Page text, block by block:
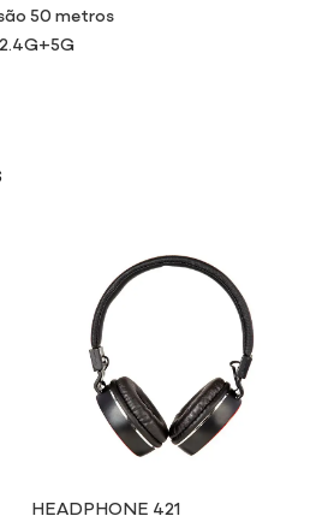
50 metros
HEADPHONE 421